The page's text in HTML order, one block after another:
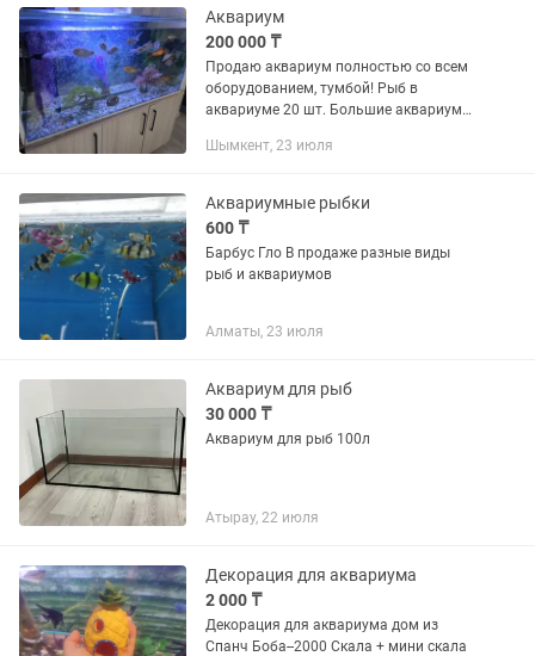
аквариумами и...
Аквариум
200 000 ₸
Продаю аквариум полностью со всем
оборудованием, тумбой! Рыб в
аквариуме 20 шт. Большие аквариум
уездом на долгое время. Цена
Шымкент, 23 июля
Аквариумные рыбки
600 ₸
Барбус Гло В продаже разные виды
рыб и аквариумов
Алматы, 23 июля
Аквариум для рыб
30 000 ₸
Аквариум для рыб 100л
Атырау, 22 июля
Декорация для аквариума
2 000 ₸
Декорация для аквариума дом из
Спанч Боба--2000 Скала + мини скала